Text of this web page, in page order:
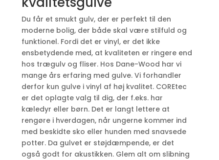
Du får et smukt gulv, der er perfekt til den
moderne bolig, der både skal være stilfuld og
funktionel. Fordi det er vinyl, er det ikke
ensbetydende med, at kvaliteten er ringere end
hos trægulv og fliser. Hos Dane-Wood har vi
mange års erfaring med gulve. Vi forhandler
derfor kun gulve i vinyl af høj kvalitet. COREtec
er det oplagte valg til dig, der f.eks. har
kæledyr eller børn. Det er langt lettere at
rengøre i hverdagen, når ungerne kommer ind
med beskidte sko eller hunden med snavsede
potter. Da gulvet er støjdæmpende, er det
også godt for akustikken. Glem alt om slibning